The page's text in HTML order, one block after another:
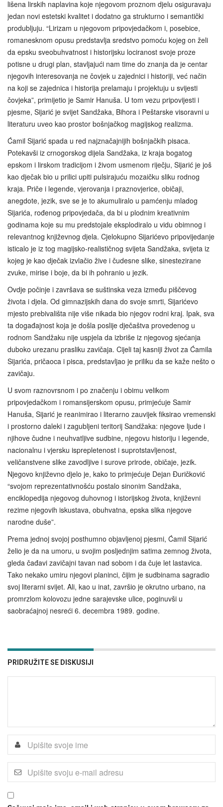
lišena lirskih naplavina koje njegovom proznom djelu osiguravaju
jedan novi estetski kvalitet i dodatno ga strukturno i semantički
produbljuju. “Lirizam u njegovom pripovjedačkom i, posebice,
romanesknom opusu predstavlja sredstvo pomoću kojeg on želi
da epsku sveobuhvatnost i historijsku lociranost svoje proze
potisne u drugi plan, stavljajući nam time do znanja da je centar
njegovih interesovanja ne čovjek u zajednici i historiji, već način
na koji se zajednica i historija prelamaju i projektuju u svijesti
čovjeka”, primijetio je Samir Hanuša. U tom vezu pripovijesti i
pjesme, Sijarić je svijet Sandžaka, Bihora i Peštarske visoravni u
literaturu uveo kao prostor bošnjačkog magijskog realizma.
Ćamil Sijarić spada u red najznačajnijih bošnjačkih pisaca.
Potekavši iz crnogorskog dijela Sandžaka, iz kraja bogatog
epskom i lirskom tradicijom i živom usmenom riječju, Sijarić je još
kao dječak bio u prilici upiti pulsirajuću mozaičku sliku rodnog
kraja. Priče i legende, vjerovanja i praznovjerice, običaji,
anegdote, jezik, sve se je to akumuliralo u pamćenju mladog
Sijarića, rođenog pripovjedača, da bi u plodnim kreativnim
godinama koje su mu predstojale eksplodiralo u vidu obimnog i
relevantnog književnog djela. Cjelokupno Sijarićevo pripovijedanje
isticalo je iz tog magijsko-realističnog svijeta Sandžaka, svijeta iz
kojeg je kao dječak izvlačio žive i čudesne slike, sinestezirane
zvuke, mirise i boje, da bi ih pohranio u jezik.
Ovdje počinje i završava se suštinska veza između piščevog
života i djela. Od gimnazijskih dana do svoje smrti, Sijarićevo
mjesto prebivališta nije više nikada bio njegov rodni kraj. Ipak, sva
ta događajnost koja je došla poslije dječaštva provedenog u
rodnom Sandžaku nije uspjela da izbriše iz njegovog sjećanja
duboko urezanu prasliku zavičaja. Cijeli taj kasniji život za Ćamila
Sijarića, pričaoca i pisca, predstavljao je priliku da se kaže nešto o
zavičaju.
U svom raznovrsnom i po značenju i obimu velikom
pripovjedačkom i romansijerskom opusu, primjećuje Samir
Hanuša, Sijarić je reanimirao i literarno zauvijek fiksirao vremenski
i prostorno daleki i zagubljeni teritorij Sandžaka: njegove ljude i
njihove čudne i neuhvatljive sudbine, njegovu historiju i legende,
nacionalnu i vjersku isprepletenost i suprotstavljenost,
veličanstvene slike zavodljive i surove prirode, običaje, jezik.
Njegovo književno djelo je, kako to primjećuje Dejan Đuričković
“svojom reprezentativnošću postalo sinonim Sandžaka,
enciklopedija njegovog duhovnog i istorijskog života, književni
rezime njegovih iskustava, obuhvatna, epska slika njegove
narodne duše”.
Prema jednoj svojoj posthumno objavljenoj pjesmi, Ćamil Sijarić
želio je da na umoru, u svojim posljednjim satima zemnog života,
gleda čađavi zavičajni tavan nad sobom i da čuje let lastavica.
Tako nekako umiru njegovi planinci, čijim je sudbinama sagradio
svoj literarni svijet. Ali, kao u inat, završio je okrutno urbano, na
promrzlom kolovozu jedne sarajevske ulice, poginuvši u
saobraćajnoj nesreći 6. decembra 1989. godine.
PRIDRUŽITE SE DISKUSIJI